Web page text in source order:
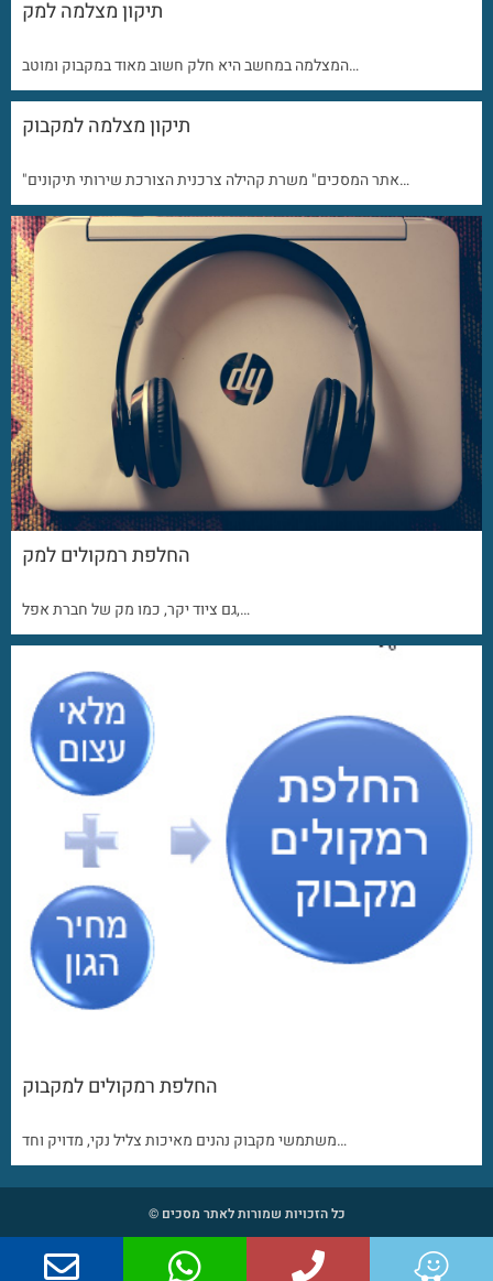
תיקון מצלמה למק
המצלמה במחשב היא חלק חשוב מאוד במקבוק ומוטב…
תיקון מצלמה למקבוק
"אתר המסכים" משרת קהילה צרכנית הצורכת שירותי תיקונים…
החלפת רמקולים למק
גם ציוד יקר, כמו מק של חברת אפל,…
החלפת רמקולים למקבוק
משתמשי מקבוק נהנים מאיכות צליל נקי, מדויק וחד…
כל הזכויות שמורות לאתר מסכים ©